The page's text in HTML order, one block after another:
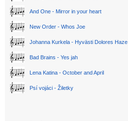
And One - Mirror in your heart
New Order - Whos Joe
Johanna Kurkela - Hyvästi Dolores Haze
Bad Brains - Yes jah
Lena Katina - October and April
Psí vojáci - Žiletky